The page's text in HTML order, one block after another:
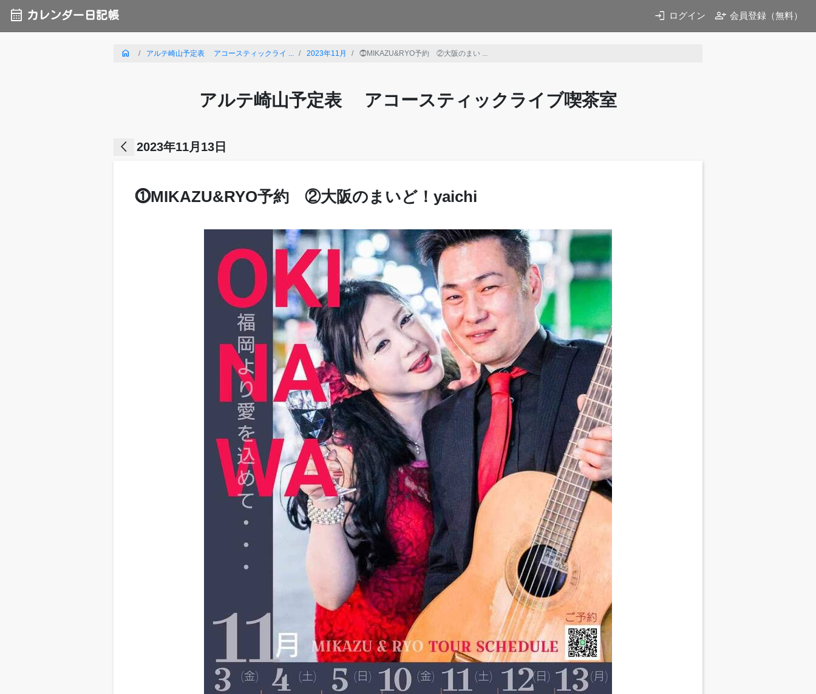
calendar_month カレンダー日記帳 login ログイン person_add 会員登録（無料）
home アルテ崎山予定表 アコースティックライ ... 2023年11月 ⓵MIKAZU&RYO予約 ②大阪のまい ...
アルテ崎山予定表 アコースティックライブ喫茶室
arrow_back_ios 2023年11月13日
⓵MIKAZU&RYO予約 ②大阪のまいど！yaichi